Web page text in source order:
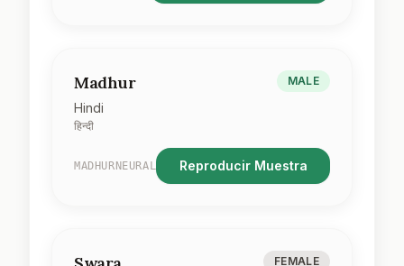
Madhur
Hindi
हिन्दी
MALE
MADHURNEURAL Reproducir Muestra
FEMALE